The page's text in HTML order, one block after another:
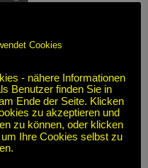
Cookies
- nähere Informationen
Benutzer finden Sie in
Ende der Seite. Klicken
zu akzeptieren und
zu können, oder klicken
Ihre Cookies selbst zu